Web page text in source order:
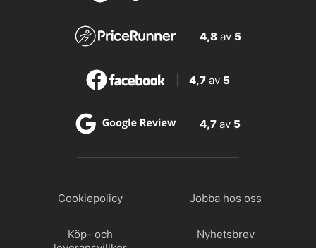
4,8 av 5
4,7 av 5
4,7 av 5
Cookiepolicy Jobba hos oss
Köp- och
Nyhetsbrev